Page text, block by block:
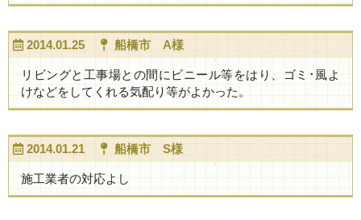
2014.01.25 船橋市 A様
リビングと工事場との間にビニール等をはり、ゴミ･風よ
けなどをしてくれる気配り等がよかった。
2014.01.21 船橋市 S様
施工業者の対応よし